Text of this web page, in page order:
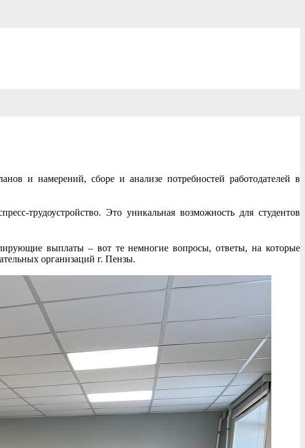
и намерений, сборе и анализе потребностей работодателей в
трудоустройство. Это уникальная возможность для студентов
выплаты – вот те немногие вопросы, ответы, на которые
организаций г. Пензы.